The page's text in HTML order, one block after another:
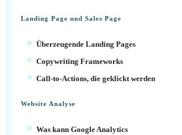
Landing Page und Sales Page
Überzeugende Landing Pages
Copywriting Frameworks
Call-to-Actions, die geklickt werden
Website Analyse
Was kann Google Analytics